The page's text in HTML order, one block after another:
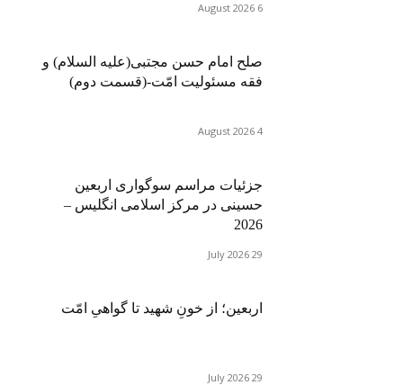
6 August 2026
صلح امام حسن مجتبی(علیه السلام) و
فقه مسئولیت امّت-(قسمت دوم)
4 August 2026
جزئیات مراسم سوگواری اربعین
حسینی در مرکز اسلامی انگلیس –
2026
29 July 2026
اربعین؛ از خونِ شهید تا گواهیِ امّت
29 July 2026